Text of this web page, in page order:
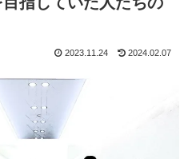
2023.11.24 2024.02.07